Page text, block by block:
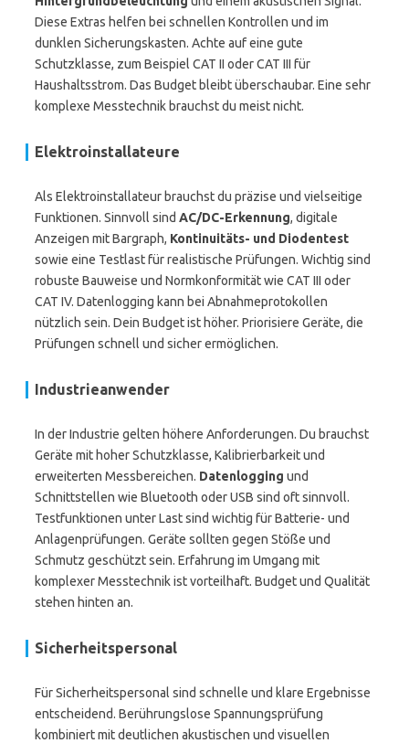
Diese Extras helfen bei schnellen Kontrollen und im
dunklen Sicherungskasten. Achte auf eine gute
Schutzklasse, zum Beispiel CAT II oder CAT III für
Haushaltsstrom. Das Budget bleibt überschaubar. Eine sehr
komplexe Messtechnik brauchst du meist nicht.
Elektroinstallateure
Als Elektroinstallateur brauchst du präzise und vielseitige
Funktionen. Sinnvoll sind AC/DC-Erkennung, digitale
Anzeigen mit Bargraph, Kontinuitäts- und Diodentest
sowie eine Testlast für realistische Prüfungen. Wichtig sind
robuste Bauweise und Normkonformität wie CAT III oder
CAT IV. Datenlogging kann bei Abnahmeprotokollen
nützlich sein. Dein Budget ist höher. Priorisiere Geräte, die
Prüfungen schnell und sicher ermöglichen.
Industrieanwender
In der Industrie gelten höhere Anforderungen. Du brauchst
Geräte mit hoher Schutzklasse, Kalibrierbarkeit und
erweiterten Messbereichen. Datenlogging und
Schnittstellen wie Bluetooth oder USB sind oft sinnvoll.
Testfunktionen unter Last sind wichtig für Batterie- und
Anlagenprüfungen. Geräte sollten gegen Stöße und
Schmutz geschützt sein. Erfahrung im Umgang mit
komplexer Messtechnik ist vorteilhaft. Budget und Qualität
stehen hinten an.
Sicherheitspersonal
Für Sicherheitspersonal sind schnelle und klare Ergebnisse
entscheidend. Berührungslose Spannungsprüfung
kombiniert mit deutlichen akustischen und visuellen